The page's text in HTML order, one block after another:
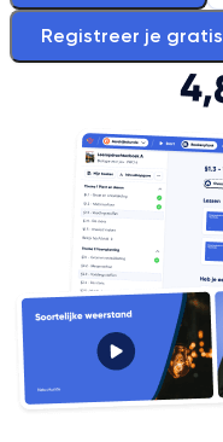
Registreer je gratis